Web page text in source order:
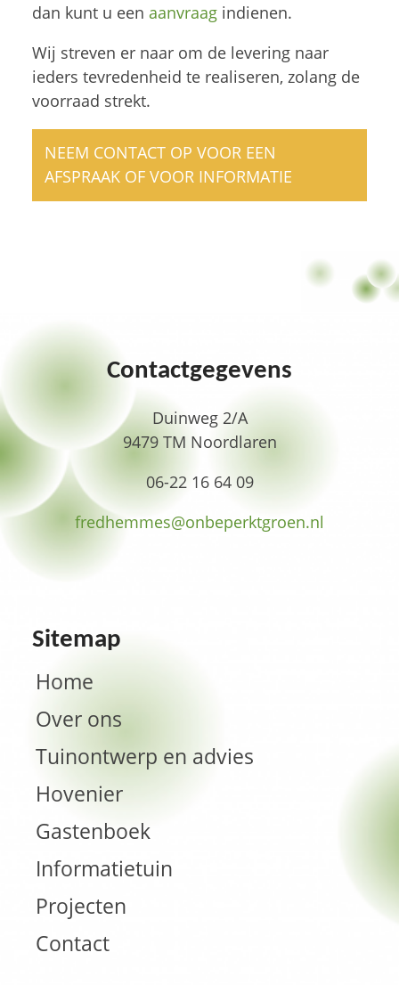
dan kunt u een aanvraag indienen.
Wij streven er naar om de levering naar
ieders tevredenheid te realiseren, zolang de
voorraad strekt.
NEEM CONTACT OP VOOR EEN
AFSPRAAK OF VOOR INFORMATIE
Contactgegevens
Duinweg 2/A
9479 TM Noordlaren
06-22 16 64 09
fredhemmes­@onbeperktgroen.nl
Sitemap
Home
Over ons
Tuinontwerp en advies
Hovenier
Gastenboek
Informatietuin
Projecten
Contact